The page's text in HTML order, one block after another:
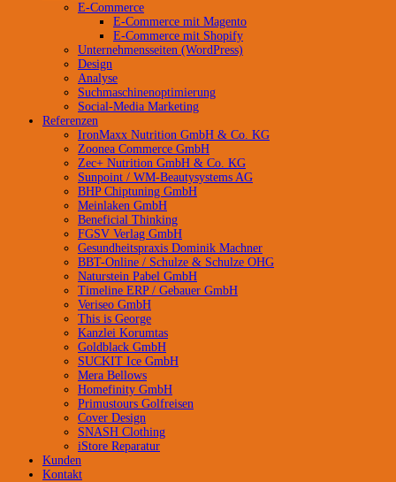
E-Commerce
E-Commerce mit Magento
E-Commerce mit Shopify
Unternehmensseiten (WordPress)
Design
Analyse
Suchmaschinenoptimierung
Social-Media Marketing
Referenzen
IronMaxx Nutrition GmbH & Co. KG
Zoonea Commerce GmbH
Zec+ Nutrition GmbH & Co. KG
Sunpoint / WM-Beautysystems AG
BHP Chiptuning GmbH
Meinlaken GmbH
Beneficial Thinking
FGSV Verlag GmbH
Gesundheitspraxis Dominik Machner
BBT-Online / Schulze & Schulze OHG
Naturstein Pabel GmbH
Timeline ERP / Gebauer GmbH
Veriseo GmbH
This is George
Kanzlei Korumtas
Goldblack GmbH
SUCKIT Ice GmbH
Mera Bellows
Homefinity GmbH
Primustours Golfreisen
Cover Design
SNASH Clothing
iStore Reparatur
Kunden
Kontakt